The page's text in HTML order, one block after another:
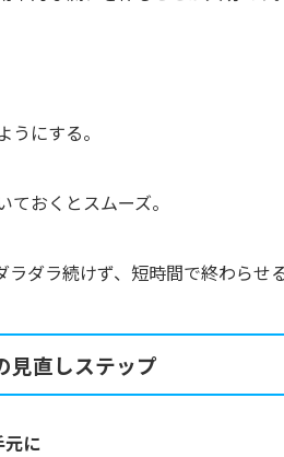
にする。
おくとスムーズ。
ダラ続けず、短時間で終わらせる
見直しステップ
元に